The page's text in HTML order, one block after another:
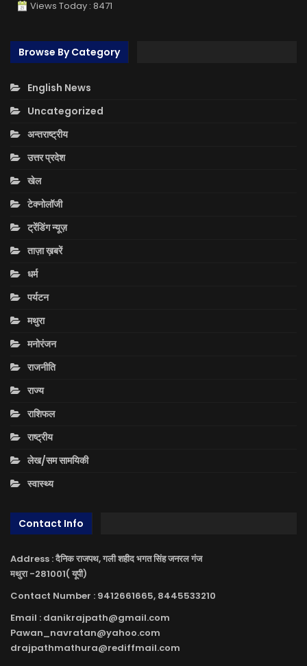
Views Today : 8471
Browse By Category
English News
Uncategorized
अन्तराष्ट्रीय
उत्तर प्रदेश
खेल
टेक्नोलॉजी
ट्रेंडिंग न्यूज़
ताज़ा ख़बरें
धर्म
पर्यटन
मथुरा
मनोरंजन
राजनीति
राज्य
राशिफल
राष्ट्रीय
लेख/सम सामयिकी
स्वास्थ्य
Contact Info
Address : दैनिक राजपथ, गली शहीद भगत सिंह जनरल गंज
मथुरा -281001( यूपी)
Contact Number : 9412661665, 8445533210
Email : danikrajpath@gmail.com
Pawan_navratan@yahoo.com
drajpathmathura@rediffmail.com